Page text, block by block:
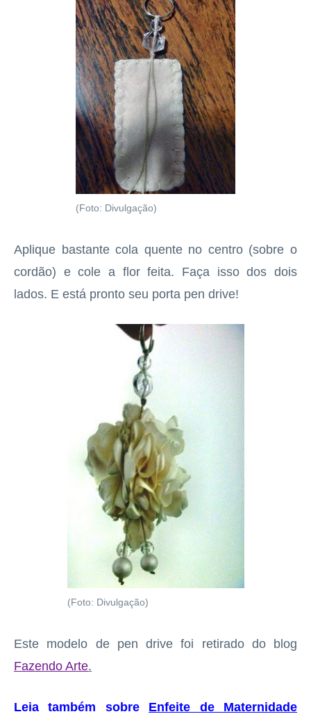
(Foto: Divulgação)
Aplique bastante cola quente no centro (sobre o
cordão) e cole a flor feita. Faça isso dos dois
lados. E está pronto seu porta pen drive!
(Foto: Divulgação)
Este modelo de pen drive foi retirado do blog
Fazendo Arte.
Leia também sobre Enfeite de Maternidade